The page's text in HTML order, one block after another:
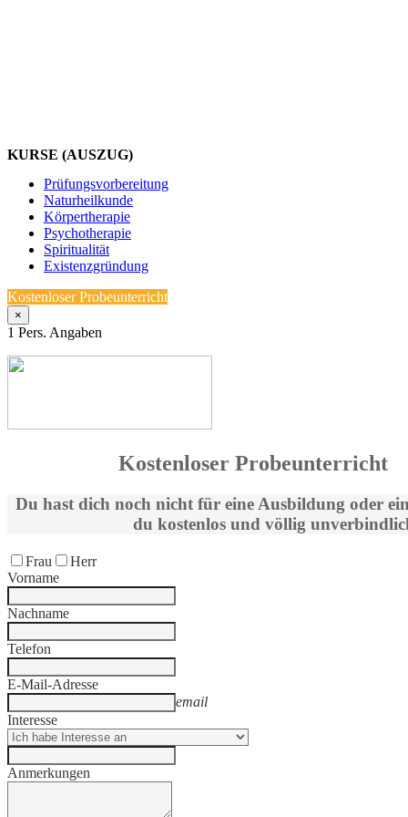
KURSE (AUSZUG)
Prüfungsvorbereitung
Naturheilkunde
Körpertherapie
Psychotherapie
Spiritualität
Existenzgründung
Kostenloser Probeunterricht
×
1 Pers. Angaben
Kostenloser Probeunterricht
Du hast dich noch nicht für eine Ausbildung oder
du kostenlos und völlig
Frau
Herr
Vorname
Nachname
Telefon
E-Mail-Adresse
email
Interesse
Anmerkungen